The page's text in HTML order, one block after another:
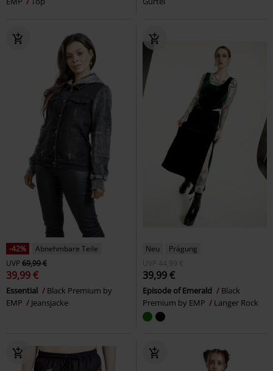
-42%
Abnehmbare Teile
UVP69,99 €
39,99 €
Essential
Black Premium by
EMP
Jeansjacke
Neu
Prägung
UVP
44,99 €
39,99 €
Episode of Emerald
Black
Premium by EMP
Langer Rock